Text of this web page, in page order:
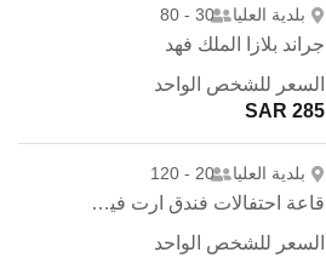
بلدية العليا 30 - 80
جراند بلازا الملك فهد
السعر للشخص الواحد
285 SAR
بلدية العليا 20 - 120
قاعة احتفالات فندق ارت فيو - الرياض
السعر للشخص الواحد